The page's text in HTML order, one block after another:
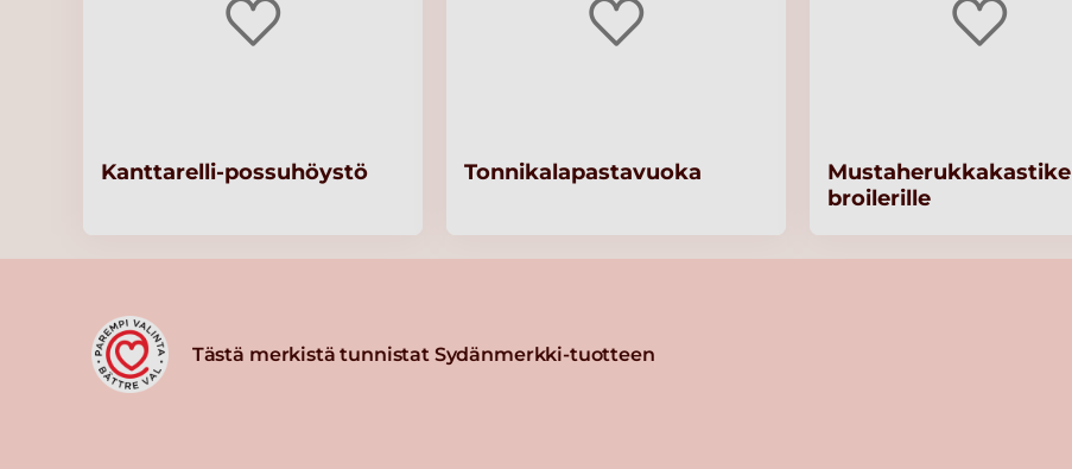
Kanttarelli-possuhöystö Tonnikalapastavuoka
Mustaherukkakastike
broilerille
Tästä merkistä tunnistat Sydänmerkki-tuotteen